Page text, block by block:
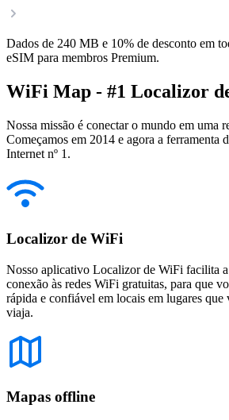
Dados de 240 MB e 10% de desconto em
eSIM para membros Premium.
WiFi Map - #1 Localizor
Nossa missão é conectar o mundo em uma
Começamos em 2014 e agora a ferramenta
Internet nº 1.
Localizor de WiFi
Nosso aplicativo Localizor de WiFi facilita a
conexão às redes WiFi gratuitas, para que
rápida e confiável em locais em lugares que
viaja.
Mapas offline